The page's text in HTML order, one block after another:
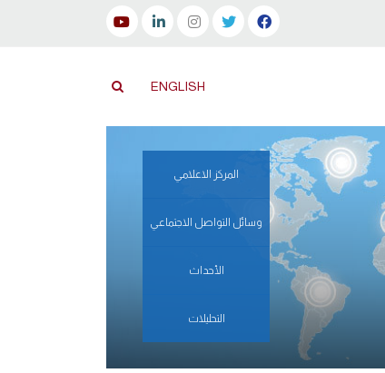
ENGLISH
المركز الاعلامي
وسائل التواصل الاجتماعي
الأحداث
التحليلات